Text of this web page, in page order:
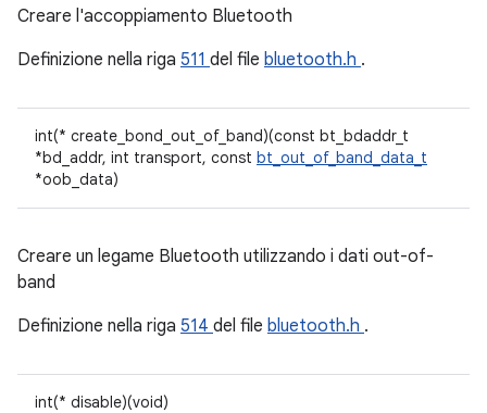
Creare l'accoppiamento Bluetooth
Definizione nella riga 511 del file bluetooth.h .
int(* create_bond_out_of_band)(const bt_bdaddr_t
*bd_addr, int transport, const bt_out_of_band_data_t
*oob_data)
Creare un legame Bluetooth utilizzando i dati out-of-
band
Definizione nella riga 514 del file bluetooth.h .
int(* disable)(void)